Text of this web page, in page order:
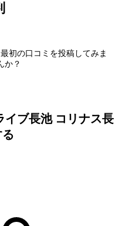
初の口コミを投稿してみま
か？
イブ長池 コリナス長